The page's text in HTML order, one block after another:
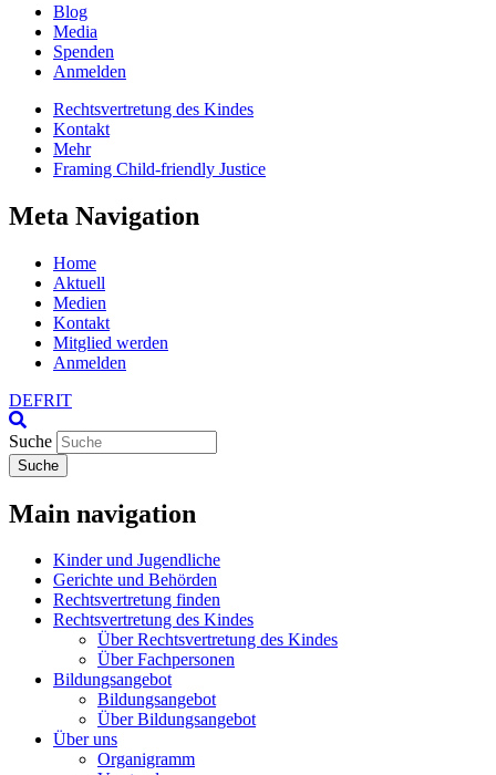
Blog
Media
Spenden
Anmelden
Rechtsvertretung des Kindes
Kontakt
Mehr
Framing Child-friendly Justice
Meta Navigation
Home
Aktuell
Medien
Kontakt
Mitglied werden
Anmelden
DEFRIT
Suche
Suche
Main navigation
Kinder und Jugendliche
Gerichte und Behörden
Rechtsvertretung finden
Rechtsvertretung des Kindes
Über Rechtsvertretung des Kindes
Über Fachpersonen
Bildungsangebot
Bildungsangebot
Über Bildungsangebot
Über uns
Organigramm